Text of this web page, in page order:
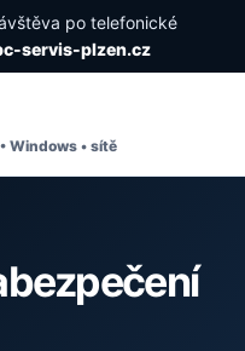
po telefonické
servis-plzen.cz
Windows • sítě